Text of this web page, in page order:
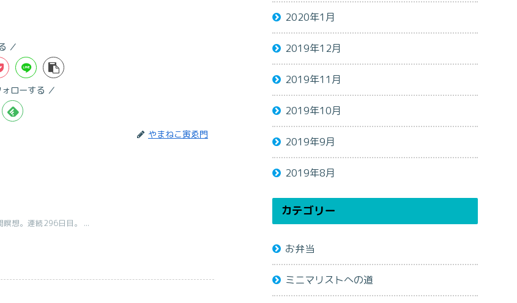
ローする
やまねこ寅ゑ門
想。連続296日目。 ...
2020年1月
2019年12月
2019年11月
2019年10月
2019年9月
2019年8月
カテゴリー
お弁当
ミニマリストへの道